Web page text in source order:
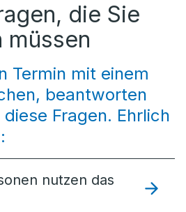
die Sie
müssen
Termin mit einem
beantworten
Fragen. Ehrlich
nutzen das